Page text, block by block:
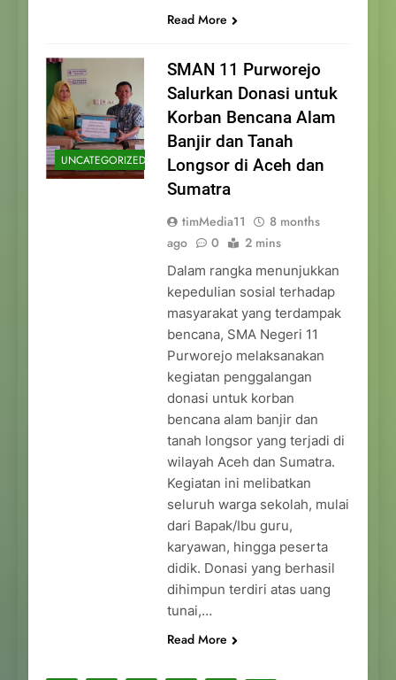
Read More
UNCATEGORIZED
SMAN 11 Purworejo
Salurkan Donasi untuk
Korban Bencana Alam
Banjir dan Tanah
Longsor di Aceh dan
Sumatra
timMedia11
8 months
ago
0 2 mins
Dalam rangka menunjukkan
kepedulian sosial terhadap
masyarakat yang terdampak
bencana, SMA Negeri 11
Purworejo melaksanakan
kegiatan penggalangan
donasi untuk korban
bencana alam banjir dan
tanah longsor yang terjadi di
wilayah Aceh dan Sumatra.
Kegiatan ini melibatkan
seluruh warga sekolah, mulai
dari Bapak/Ibu guru,
karyawan, hingga peserta
didik. Donasi yang berhasil
dihimpun terdiri atas uang
tunai,…
Read More